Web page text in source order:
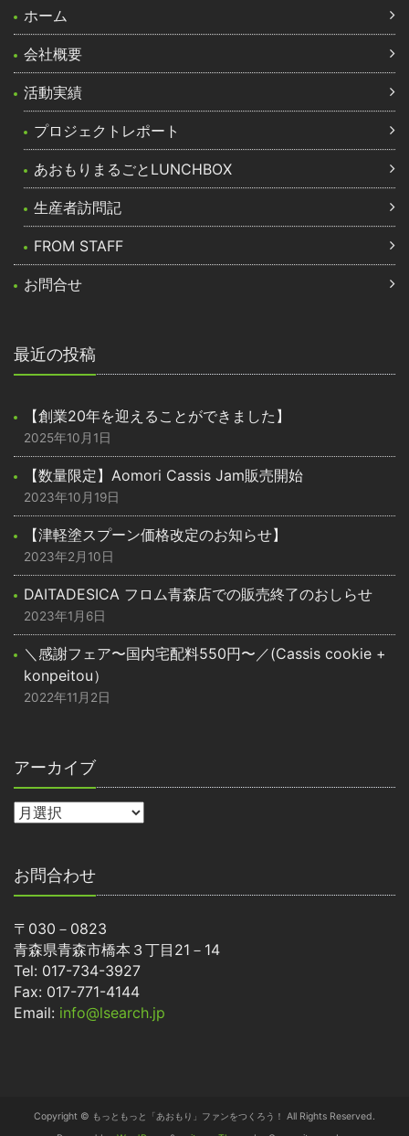
ホーム
会社概要
活動実績
プロジェクトレポート
あおもりまるごとLUNCHBOX
生産者訪問記
FROM STAFF
お問合せ
最近の投稿
【創業20年を迎えることができました】
2025年10月1日
【数量限定】Aomori Cassis Jam販売開始
2023年10月19日
【津軽塗スプーン価格改定のお知らせ】
2023年2月10日
DAITADESICA フロム青森店での販売終了のおしらせ
2023年1月6日
＼感謝フェア〜国内宅配料550円〜／(Cassis cookie +
konpeitou）
2022年11月2日
アーカイブ
お問合わせ
〒030－0823
青森県青森市橋本３丁目21－14
Tel: 017-734-3927
Fax: 017-771-4144
Email: info@lsearch.jp
Copyright © もっともっと「あおもり」ファンをつくろう！ All Rights Reserved.